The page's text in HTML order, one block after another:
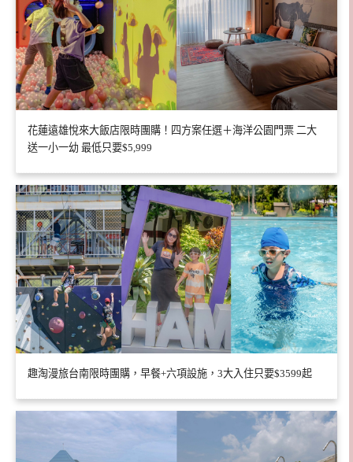
花蓮遠雄悅來大飯店限時團購！四方案任選＋海洋公園門票 二大
送一小一幼 最低只要$5,999
趣淘漫旅台南限時團購，早餐+六項設施，3大入住只要$3599起